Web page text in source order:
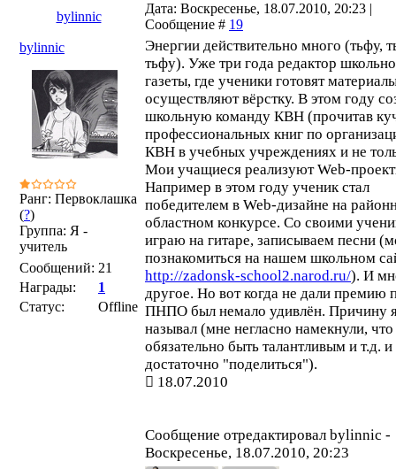
bylinnic
Дата: Воскресенье, 18.07.2010, 20:23 |
Сообщение # 19
bylinnic
Ранг: Первоклашка
(?)
Группа: Я -
учитель
Сообщений: 21
Награды:
1
Статус:
Offline
Энергии действительно много (тьфу,
тьфу). Уже три года редактор
газеты, где ученики готовят
осуществляют вёрстку. В этом году
школьную команду КВН (прочитав
профессиональных книг по
КВН в учебных учреждениях и не
Мои учащиеся реализуют Web-
Например в этом году ученик стал
победителем в Web-дизайне на
областном конкурсе. Со своими
играю на гитаре, записываем песни
познакомиться на нашем школьном
http://zadonsk-school2.narod.ru/). И
другое. Но вот когда не дали премию
ПНПО был немало удивлён. Причину
называл (мне негласно намекнули,
обязательно быть талантливым и т.д. и
достаточно "поделиться").
18.07.2010
Сообщение отредактировал bylinnic -
Воскресенье, 18.07.2010, 20:23